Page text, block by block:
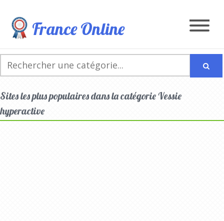
France Online
Sites les plus populaires dans la catégorie Vessie
hyperactive